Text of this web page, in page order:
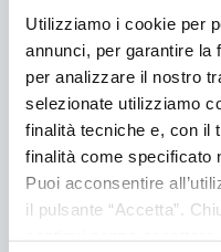
Utilizziamo i cookie per
annunci, per garantire la
per analizzare il nostro
selezionate utilizziamo
finalità tecniche e, con il
finalità come specificato
Puoi acconsentire
il pulsante “Accetta”.
22/11
Cesena|diluvio
27